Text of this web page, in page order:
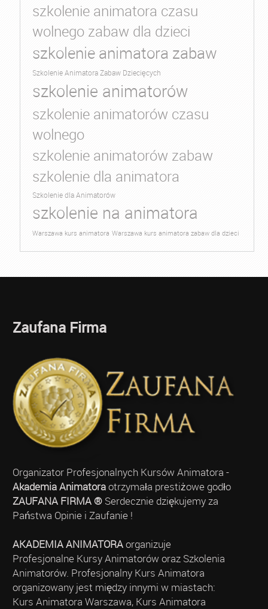
szkolenie animatora czasu
wolnego zabaw dla dzieci
szkolenie animatora zabaw
Szkolenie Animatora Zabaw Dziecięcych
szkolenie animatorów
szkolenie animatorów czasu
wolnego
szkolenie animatorów zabaw
szkolenie dla animatora
Szkolenie dla Animatorów
szkolenie na animatora
Warszawa kurs animatora Warszawa kurs animatora zabaw dla dzieci
Zaufana Firma
Organizator Profesjonalnych Kursów Animatora -
Akademia Animatoraotrzymała prestiżowe godło
ZAUFANA FIRMA ®Serdecznie dziękujemy za
Państwa Opinie i Zaufanie !
AKADEMIA ANIMATORAorganizuje
Profesjonalne Kursy Animatorów oraz Szkolenia
Animatorów. Profesjonalny Kurs Animatora
organizowany jest między innymi w miastach:
Kurs Animatora Warszawa, Kurs Animatora